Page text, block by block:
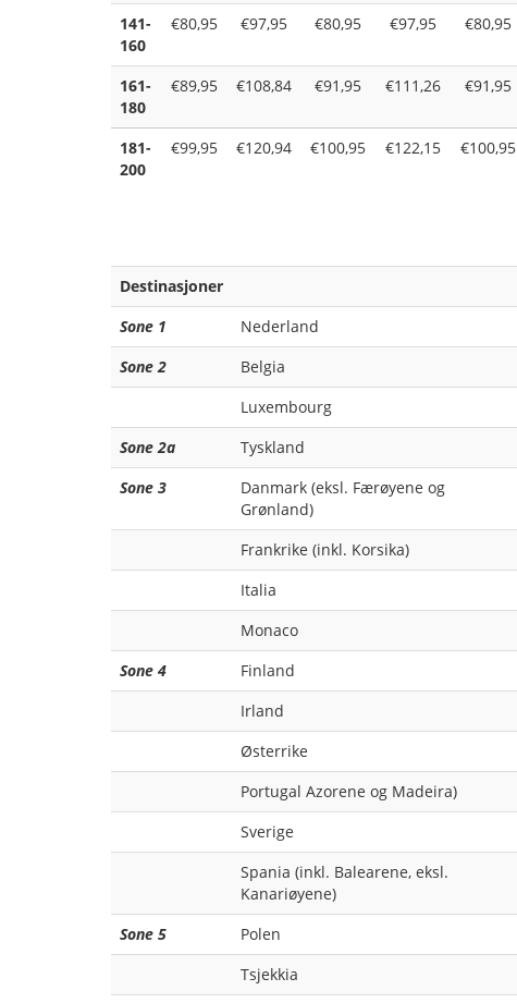
141-
160
€80,95 €97,95 €80,95 €97,95 €80,95
161-
180
€89,95 €108,84 €91,95 €111,26 €91,95
181-
200
€99,95 €120,94 €100,95 €122,15 €100,95
Destinasjoner
Sone 1
Nederland
Sone 2
Belgia
Luxembourg
Sone 2a
Tyskland
Sone 3
Danmark (eksl. Færøyene og
Grønland)
Frankrike (inkl. Korsika)
Italia
Monaco
Sone 4
Finland
Irland
Østerrike
Portugal Azorene og Madeira)
Sverige
Spania (inkl. Balearene, eksl.
Kanariøyene)
Sone 5
Polen
Tsjekkia